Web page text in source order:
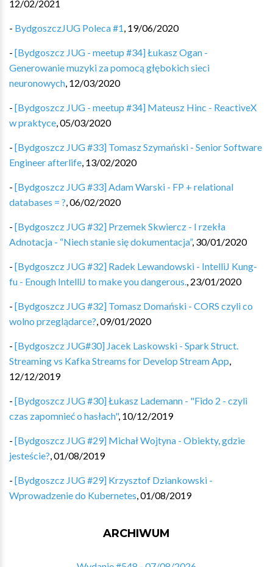
12/02/2021
- BydgoszczJUG Poleca #1, 19/06/2020
- [Bydgoszcz JUG - meetup #34] Łukasz Ogan -
Generowanie muzyki za pomocą głębokich sieci
neuronowych, 12/03/2020
- [Bydgoszcz JUG - meetup #34] Mateusz Hinc - ReactiveX
w praktyce,05/03/2020
- [Bydgoszcz JUG #33] Tomasz Szymański - Senior Software
Engineer afterlife, 13/02/2020
- [Bydgoszcz JUG #33] Adam Warski - FP + relational
databases = ?,06/02/2020
- [Bydgoszcz JUG #32] Przemek Skwiercz - I rzekła
Adnotacja - “Niech stanie się dokumentacja”, 30/01/2020
- [Bydgoszcz JUG #32] Radek Lewandowski - IntelliJ Kung-
fu - Enough IntelliJ to make you dangerous., 23/01/2020
- [Bydgoszcz JUG #32] Tomasz Domański - CORS czyli co
wolno przeglądarce?,09/01/2020
- [Bydgoszcz JUG#30] Jacek Laskowski - Spark Struct.
Streaming vs Kafka Streams for Develop Stream App,
12/12/2019
- [Bydgoszcz JUG #30] Łukasz Lademann - "Fido 2 - czyli
czas zapomnieć o hasłach", 10/12/2019
- [Bydgoszcz JUG #29] Michał Wojtyna - Obiekty, gdzie
jesteście?,01/08/2019
- [Bydgoszcz JUG #29] Krzysztof Dziankowski -
Wprowadzenie do Kubernetes,01/08/2019
ARCHIWUM